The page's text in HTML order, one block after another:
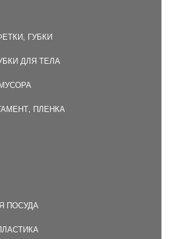
ГУБКИ
ДЛЯ ТЕЛА
ПЛЕНКА
ПОСУДА